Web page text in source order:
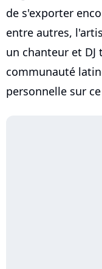
de s'exporter
entre autres,
un chanteur et DJ
communauté
personnelle sur